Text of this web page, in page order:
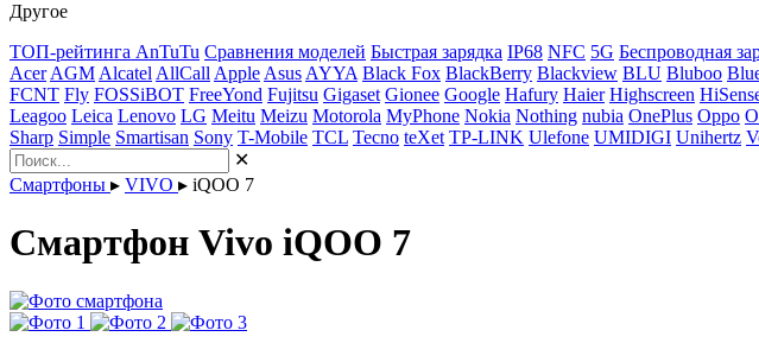
Другое
ТОП-рейтинга AnTuTu Сравнения моделей Быстрая зарядка IP68 NFC 5G Беспроводная
Acer AGM Alcatel AllCall Apple Asus AYYA Black Fox BlackBerry Blackview BLU Bluboo
FCNT Fly FOSSiBOT FreeYond Fujitsu Gigaset Gionee Google Hafury Haier Highscreen
Leagoo Leica Lenovo LG Meitu Meizu Motorola MyPhone Nokia Nothing nubia OnePlus Oppo
Sharp Simple Smartisan Sony T-Mobile TCL Tecno teXet TP-LINK Ulefone UMIDIGI Unihertz
✕
Смартфоны ▸ VIVO ▸ iQOO 7
Смартфон Vivo iQOO 7